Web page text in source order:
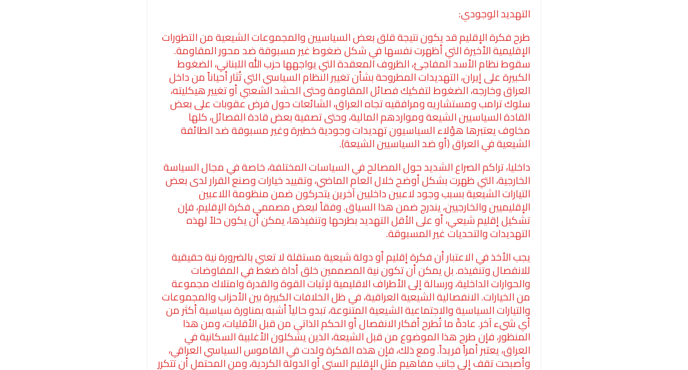
التهديد الوجودي:
طرح فكرة الإقليم قد يكون نتيجة قلق بعض السياسيين والمجموعات الشيعية من التطورات
الإقليمية الأخيرة التي أظهرت نفسها في شكل ضغوط غير مسبوقة ضد محور المقاومة.
سقوط نظام الأسد المفاجئ، الظروف المعقدة التي يواجهها حزب الله اللبناني، الضغوط
الكبيرة على إيران، التهديدات المطروحة بشأن تغيير النظام السياسي التي تُثار أحياناً من داخل
العراق وخارجه، الضغوط لتفكيك فصائل المقاومة وحتى الحشد الشعبي أو تغيير هيكليته،
سلوك ترامب ومستشاريه ومرافقيه تجاه العراق، الشائعات حول فرض عقوبات على بعض
القادة السياسيين الشيعة ومواردهم المالية، وحتى تصفية بعض قادة الفصائل، كلها
مخاوف يعتبرها هؤلاء السياسيون تهديدات وجودية خطيرة وغير مسبوقة ضد الطائفة
الشيعية في العراق (أو ضد السياسيين الشيعة).
داخليا، تراكم الصراع الشديد حول المصالح في السياسات المختلفة، خاصة في مجال السياسة
الخارجية، التي ظهرت بشكل أوضح خلال العام الماضي، وتقييد خيارات وصنع القرار لدى بعض
التيارات الشيعية بسبب وجود لاعبين داخليين آخرين يتحركون ضمن منظومة اللاعبين
الإقليميين والخارجيين، يندرج ضمن هذا السياق. وفقاً لبعض مصممي فكرة الإقليم، فإن
تشكيل إقليم شيعي، أو على الأقل التهديد بطرحها وتنفيذها، يمكن أن يكون حلاً لهذه
التهديدات والتحديات غير المسبوقة.
يجب الأخذ في الاعتبار أن فكرة إقليم أو دولة شيعية مستقلة لا تعني بالضرورة نية حقيقية
للانفصال وتنفيذه. بل يمكن أن تكون نية المصممين خلق أداة ضغط في المفاوضات
والحوارات الداخلية، ورسالة إلى الأطراف الاقليمية لإثبات القوة والقدرة وامتلاك مجموعة
من الخيارات. الانفصالية الشيعية العراقية، في ظل الخلافات الكبيرة بين الأحزاب والمجموعات
والتيارات السياسية والاجتماعية الشيعية المتنوعة، تبدو حالياً أشبه بمناورة سياسية أكثر من
أي شيء آخر. عادةً ما تُطرح أفكار الانفصال أو الحكم الذاتي من قبل الأقليات، ومن هذا
المنظور، فإن طرح هذا الموضوع من قبل الشيعة، الذين يشكلون الأغلبية السكانية في
العراق، يعتبر أمراً فريداً. ومع ذلك، فإن هذه الفكرة ولدت في القاموس السياسي العراقي،
وأصبحت تقف إلى جانب مفاهيم مثل الإقليم السني أو الدولة الكردية، ومن المحتمل أن تتكرر